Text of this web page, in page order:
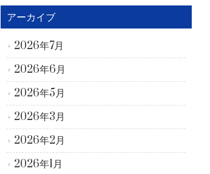
アーカイブ
2026年7月
2026年6月
2026年5月
2026年3月
2026年2月
2026年1月